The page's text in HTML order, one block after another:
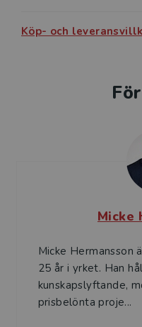
Köp- och
Micke
Micke Hermansson
25 år i yrket. Han
kunskapslyftande,
prisbelönta proje...